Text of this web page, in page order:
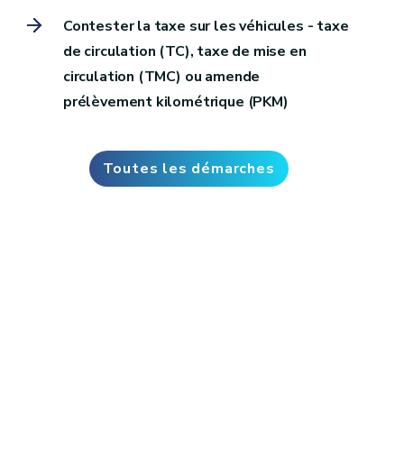
Contester la taxe sur les véhicules - taxe
de circulation (TC), taxe de mise en
circulation (TMC) ou amende
prélèvement kilométrique (PKM)
Toutes les démarches